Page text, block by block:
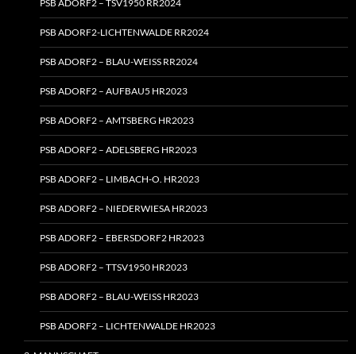
PSB ADORF2 – TSV1950 RR2024
PSB ADORF2-LICHTENWALDE RR2024
PSB ADORF2 – BLAU-WEISS RR2024
PSB ADORF2 – AUFBAU5 HR2023
PSB ADORF2 – AMTSBERG HR2023
PSB ADORF2 – ADELSBERG HR2023
PSB ADORF2 – LIMBACH‑O. HR2023
PSB ADORF2 – NIEDERWIESA HR2023
PSB ADORF2 – EBERSDORF2 HR2023
PSB ADORF2 – TTSV1950 HR2023
PSB ADORF2 – BLAU-WEISS HR2023
PSB ADORF2 – LICHTENWALDE HR2023